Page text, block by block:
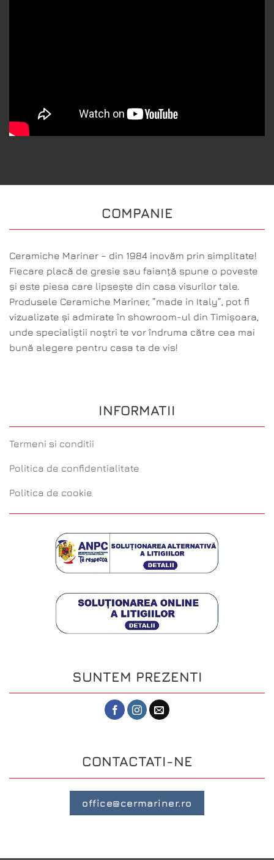
COMPANIE
Ceramiche Mariner – din 1984 inovăm prin simplitate!
Fiecare placă de gresie sau faianță spune o poveste
și este piesa care lipsește din casa visurilor tale.
Produsele Ceramiche Mariner, ”made in Italy”, pot fi
vizualizate și admirate în showroom-ul din Timișoara,
unde specialiștii noștri te vor îndruma către cea mai
bună alegere pentru casa ta de vis!
INFORMATII
Termeni si conditii
Politica de confidentialitate
Politica de cookie
SUNTEM PREZENTI
CONTACTATI-NE
office@cermariner.ro